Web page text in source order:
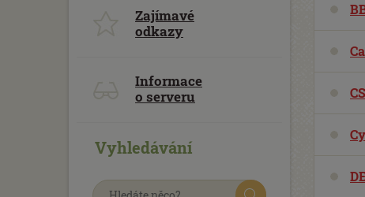
Zajímavé
odkazy
Informace
o serveru
Vyhledávání